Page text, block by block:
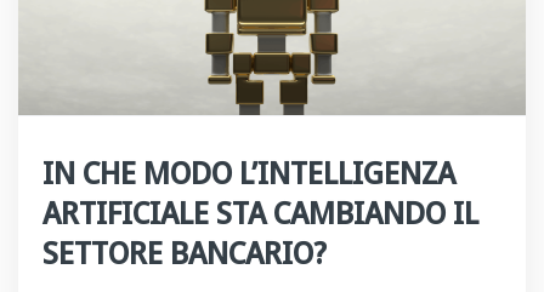
IN CHE MODO L’INTELLIGENZA
ARTIFICIALE STA CAMBIANDO IL
SETTORE BANCARIO?